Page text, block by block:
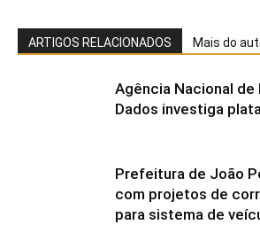
ARTIGOS RELACIONADOS Mais do
Agência Nacional
Dados investiga
Prefeitura de João
com projetos de
para sistema de